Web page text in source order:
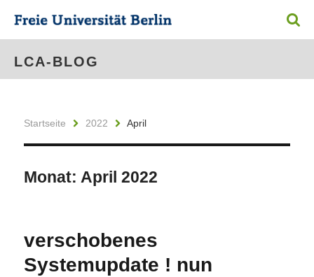
LCA-BLOG
Startseite 2022 April
Monat: April 2022
verschobenes
Systemupdate ! nun